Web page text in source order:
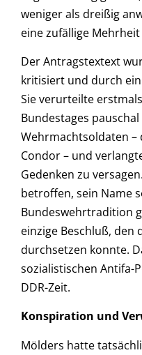
weniger als dreißig
eine zufällige
Der Antragstextext
kritisiert und durch
Sie verurteilte
Bundestages
Wehrmachtsoldaten –
Condor – und
Gedenken zu
betroffen, sein Name
Bundeswehrtradition
einzige Beschluß, den
durchsetzen konnte.
sozialistischen Antifa-
DDR-Zeit.
Konspiration und
Mölders hatte